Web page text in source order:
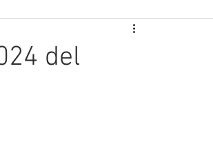
del